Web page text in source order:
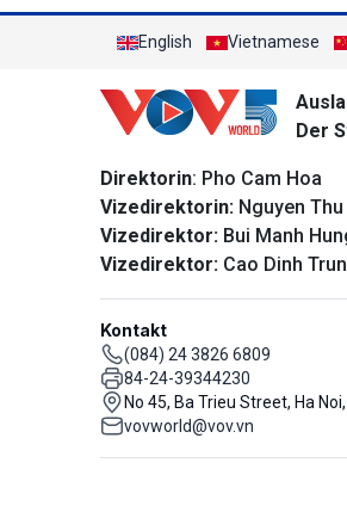
English Vietnamese
Der
Direktorin: Pho Cam Hoa
Vizedirektorin: Nguyen
Vizedirektor: Bui Manh
Vizedirektor: Cao Dinh
Kontakt
(084) 24 3826 6809
84-24-39344230
No 45, Ba Trieu Street, Ha
vovworld@vov.vn